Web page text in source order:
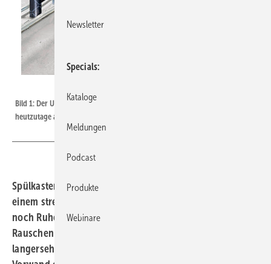
Bild 1: Der Unterputz-Spülkasten als WC-Element für den Trockenbau ist
heutzutage aus der modernen ­Sanitärwelt nicht mehr wegzudenken.
Spülkasten im Unterputz ▪ Wer kennt es nicht: Nach
einem stressigen Arbeitstag endlich im Bett und nur
noch Ruhe wollen. Doch plötzlich stört das laute
Rauschen der Toilettenspülung vom Nachbarn die
langersehnte Erholung. Dabei könnte hier ein in die
Newsletter
Specials
Kataloge
Meldungen
Podcast
Produkte
Webinare